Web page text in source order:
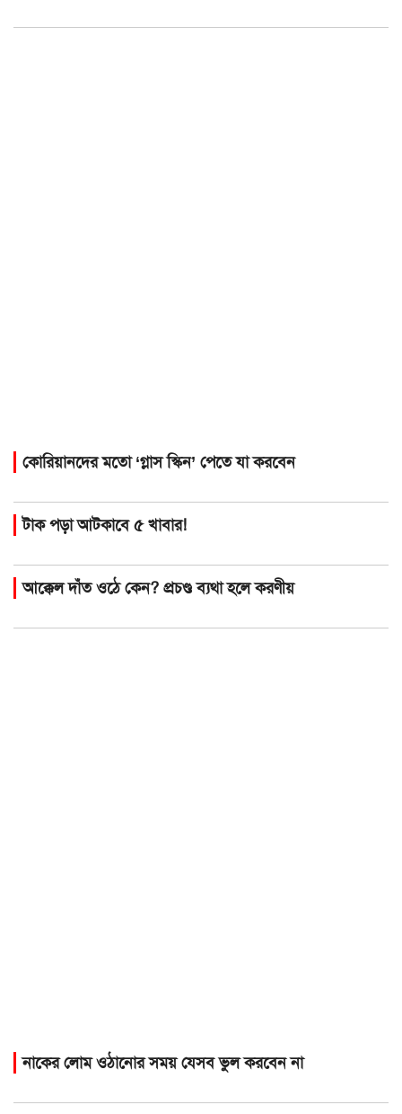
কোরিয়ানদের মতো ‘গ্লাস স্কিন’ পেতে যা করবেন
টাক পড়া আটকাবে ৫ খাবার!
আক্কেল দাঁত ওঠে কেন? প্রচণ্ড ব্যথা হলে করণীয়
নাকের লোম ওঠানোর সময় যেসব ভুল করবেন না